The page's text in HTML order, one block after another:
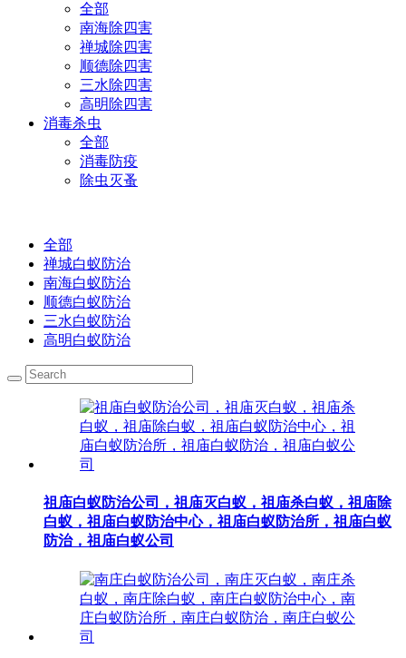
全部
南海除四害
禅城除四害
顺德除四害
三水除四害
高明除四害
消毒杀虫
全部
消毒防疫
除虫灭蚤
全部
禅城白蚁防治
南海白蚁防治
顺德白蚁防治
三水白蚁防治
高明白蚁防治
祖庙白蚁防治公司，祖庙灭白蚁，祖庙杀白蚁，祖庙除
白蚁，祖庙白蚁防治中心，祖庙白蚁防治所，祖庙白蚁
防治，祖庙白蚁公司